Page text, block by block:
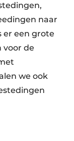
naar
er een grote
voor de
we ook